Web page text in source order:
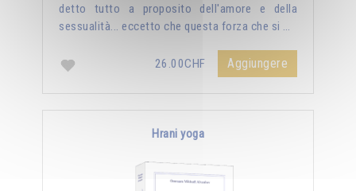
detto tutto a proposito dell'amore e della
sessualità... eccetto che questa forza che si …
26.00CHF Aggiungere
Hrani yoga